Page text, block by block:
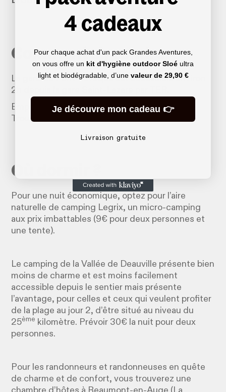
Comment s'y rendre
La gare de Pont-l’Évêque est accessible environ
2h depuis la gare Saint-Lazare par TER.
Empruntez la même ligne au retour depuis
Trouville-Deauville pour rentrer à Paris en 2h10.
Où dormir ?
Pour une nuit économique, optez pour l’aire
naturelle de camping Legrix, un micro-camping
aux prix imbattables (9€ pour deux personnes et
une tente).
Le camping de la Vallée de Deauville présente bien
moins de charme et est moins facilement
accessible depuis le sentier mais présente
l’avantage, pour celles et ceux qui veulent profiter
de la plage au jour 2, d’être situé au niveau du
25ème kilomètre. Prévoir 30€ la nuit pour deux
personnes.
Pour les randonneurs et randonneuses en quête
de charme et de confort, vous trouverez une
4 cadeaux
Pour chaque achat d'un pack Grandes Aventures,
on vous offre un kit d'hygiène outdoor Sloé ultra
light et biodégradable, d’une valeur de 29,90 €
Je découvre mon cadeau 👉
Livraison gratuite